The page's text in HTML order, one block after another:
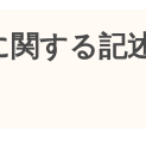
する記